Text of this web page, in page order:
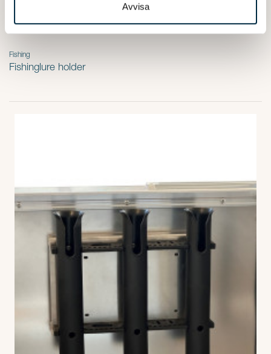
Avvisa
Fishing
Fishinglure holder